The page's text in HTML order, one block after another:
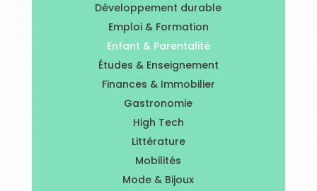
Développement durable
Emploi & Formation
Enfant & Parentalité
Études & Enseignement
Finances & Immobilier
Gastronomie
High Tech
Littérature
Mobilités
Mode & Bijoux